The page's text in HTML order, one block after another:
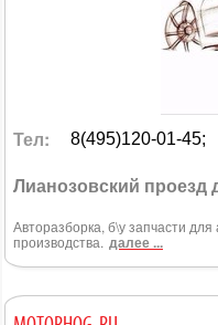
Тел: 8(495)120-01-45;
Лианозовский проезд
Авторазборка, б\у запчасти
производства. далее ...